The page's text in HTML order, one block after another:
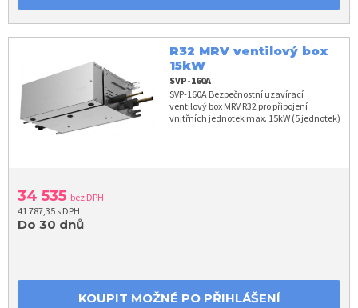
R32 MRV ventilový box
15kW
SVP-160A
SVP-160A Bezpečnostní uzavírací
ventilový box MRV R32 pro připojení
vnitřních jednotek max. 15kW (5 jednotek)
34 535 bez DPH
41 787,35 s DPH
Do 30 dnů
KOUPIT MOŽNÉ PO PŘIHLÁŠENÍ